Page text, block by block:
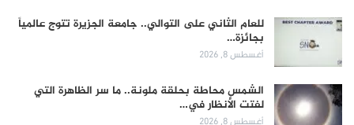
للعام الثاني على التوالي.. جامعة الجزيرة تتوج عالمياً
بجائزة…
أغسطس 8, 2026
الشمس محاطة بحلقة ملونة.. ما سر الظاهرة التي
لفتت الأنظار في…